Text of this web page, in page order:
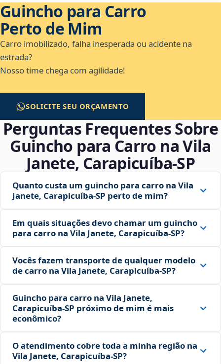
Guincho para Carro
Perto de Mim
Carro imobilizado, falha inesperada ou acidente na
estrada?
Nosso time chega com agilidade!
SOLICITE SEU ORÇAMENTO
Perguntas Frequentes Sobre
Guincho para Carro na Vila
Janete, Carapicuíba‑SP
Quanto custa um guincho para carro na Vila
Janete, Carapicuíba‑SP perto de mim?
Em quais situações devo chamar um guincho
para carro na Vila Janete, Carapicuíba‑SP?
Vocês fazem transporte de qualquer modelo
de carro na Vila Janete, Carapicuíba‑SP?
Guincho para carro na Vila Janete,
Carapicuíba‑SP próximo de mim é mais
econômico?
O atendimento cobre toda a minha região na
Vila Janete, Carapicuíba‑SP?